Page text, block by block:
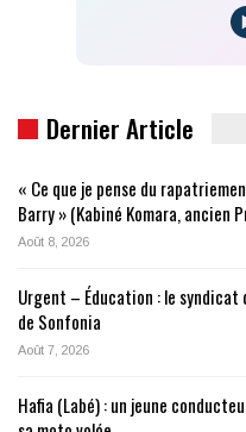
Dernier Article
« Ce que je pense du
Barry » (Kabiné Komara, ancien
Août 8, 2026
Urgent – Éducation : le syndicat
de Sonfonia
Août 7, 2026
Hafia (Labé) : un jeune